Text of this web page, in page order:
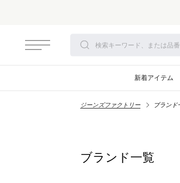
新着アイテム
ジーンズファクトリー ブランド
ブランド一覧